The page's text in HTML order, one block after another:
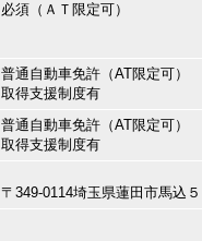
必須（ＡＴ限定可）
普通自動車免許（AT限定可）
取得支援制度有
普通自動車免許（AT限定可）
取得支援制度有
〒349-0114埼玉県蓮田市馬込